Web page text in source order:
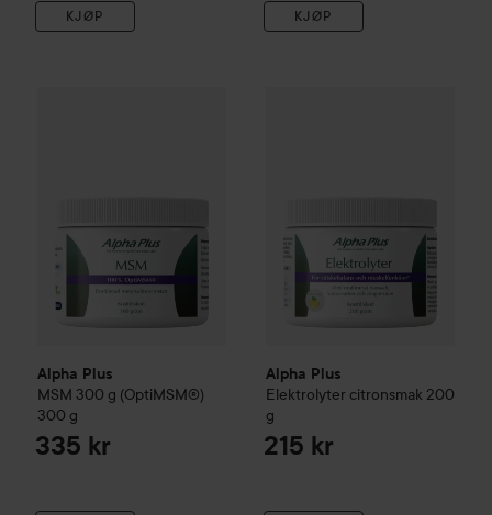
KJØP KJØP
Alpha Plus
MSM 300 g (OptiMSM®)
300 g
335 kr
Alpha Plus
Elektrolyter citronsmak 200
g
215 kr